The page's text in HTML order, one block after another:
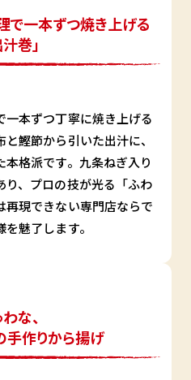
で一本ずつ焼き上げる
巻」
本ずつ丁寧に焼き上げる
鰹節から引いた出汁に、
格派です。九条ねぎ入り
、プロの技が光る「ふわ
現できない専門店ならで
魅了します。
な、
手作りから揚げ